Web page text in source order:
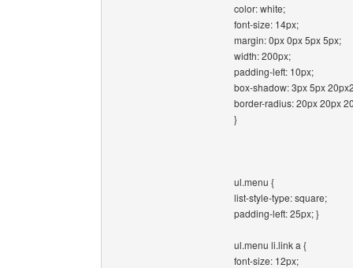
color: white;
font-size: 14px;
margin: 0px 0px 5px 5px;
width: 200px;
padding-left: 10px;
box-shadow: 3px 5px
border-radius: 20px 20px
}
ul.menu {
list-style-type: square;
padding-left: 25px; }
ul.menu li.link a {
font-size: 12px;